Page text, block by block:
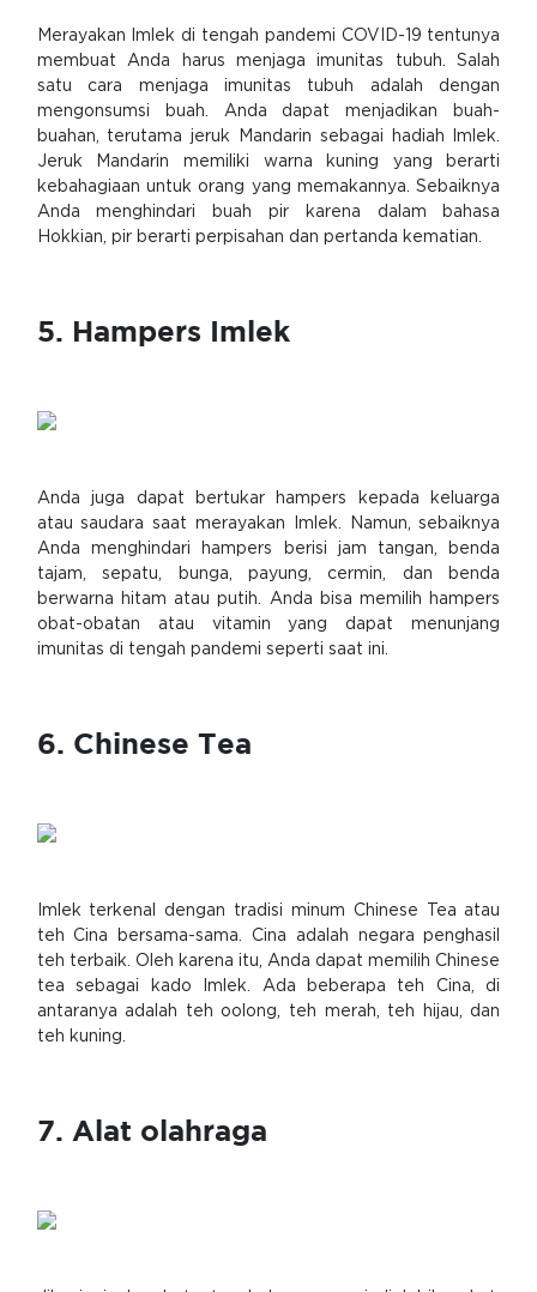
Merayakan Imlek di tengah pandemi COVID-19 tentunya
membuat Anda harus menjaga imunitas tubuh. Salah
satu cara menjaga imunitas tubuh adalah dengan
mengonsumsi buah. Anda dapat menjadikan buah-
buahan, terutama jeruk Mandarin sebagai hadiah Imlek.
Jeruk Mandarin memiliki warna kuning yang berarti
kebahagiaan untuk orang yang memakannya. Sebaiknya
Anda menghindari buah pir karena dalam bahasa
Hokkian, pir berarti perpisahan dan pertanda kematian.
5. Hampers Imlek
Anda juga dapat bertukar hampers kepada keluarga
atau saudara saat merayakan Imlek. Namun, sebaiknya
Anda menghindari hampers berisi jam tangan, benda
tajam, sepatu, bunga, payung, cermin, dan benda
berwarna hitam atau putih. Anda bisa memilih hampers
obat-obatan atau vitamin yang dapat menunjang
imunitas di tengah pandemi seperti saat ini.
6. Chinese Tea
Imlek terkenal dengan tradisi minum Chinese Tea atau
teh Cina bersama-sama. Cina adalah negara penghasil
teh terbaik. Oleh karena itu, Anda dapat memilih Chinese
tea sebagai kado Imlek. Ada beberapa teh Cina, di
antaranya adalah teh oolong, teh merah, teh hijau, dan
teh kuning.
7. Alat olahraga